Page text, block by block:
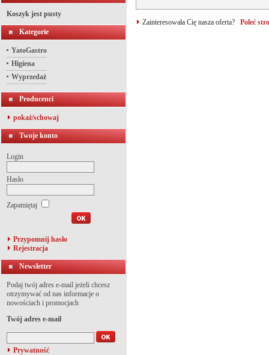
Koszyk jest pusty
Kategorie
YatoGastro
Higiena
Wyprzedaż
Producenci
pokaż/schowaj
Twoje konto
Login
Hasło
Zapamiętaj
Przypomnij hasło
Rejestracja
Newsletter
Podaj twój adres e-mail jeżeli chcesz
otrzymywać od nas informacje o
nowościach i promocjach
Twój adres e-mail
Prywatność
Zainteresowała Cię nasza oferta? Poleć